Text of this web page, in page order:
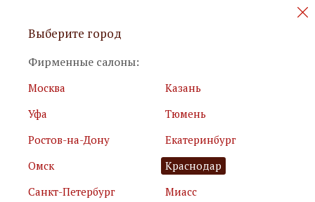
Персональные акции и новинки
Я принимаю
условия использования сайта
Я соглашаюсь сполитикой обработки персональных
Выберите город
Фирменные салоны:
Москва
Казань
Уфа
Тюмень
Ростов-на-Дону
Екатеринбург
Омск
Краснодар
Санкт-Петербург
Миасс